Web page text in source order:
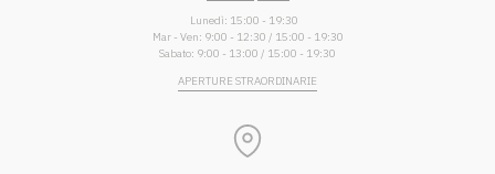
Lunedì: 15:00 - 19:30
Mar - Ven: 9:00 - 12:30 / 15:00 - 19:30
Sabato: 9:00 - 13:00 / 15:00 - 19:30
APERTURE STRAORDINARIE